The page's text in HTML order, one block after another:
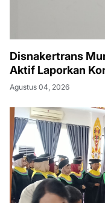
Disnakertrans
Aktif Laporkan
Agustus 04, 2026